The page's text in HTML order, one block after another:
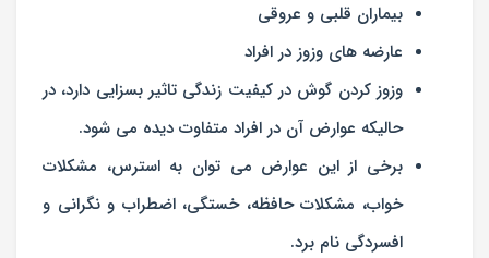
بیماران قلبی و عروقی
عارضه های وزوز در افراد
وزوز کردن گوش در کیفیت زندگی تاثیر بسزایی دارد، در
حالیکه عوارض آن در افراد متفاوت دیده می شود.
برخی از این عوارض می توان به استرس، مشکلات
خواب، مشکلات حافظه، خستگی، اضطراب و نگرانی و
افسردگی نام برد.